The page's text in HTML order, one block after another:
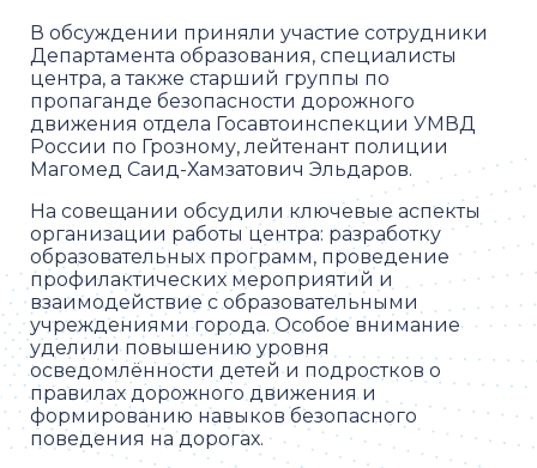
В обсуждении приняли участие сотрудники
Департамента образования, специалисты
центра, а также старший группы по
пропаганде безопасности дорожного
движения отдела Госавтоинспекции УМВД
России по Грозному, лейтенант полиции
Магомед Саид-Хамзатович Эльдаров.
На совещании обсудили ключевые аспекты
организации работы центра: разработку
образовательных программ, проведение
профилактических мероприятий и
взаимодействие с образовательными
учреждениями города. Особое внимание
уделили повышению уровня
осведомлённости детей и подростков о
правилах дорожного движения и
формированию навыков безопасного
поведения на дорогах.